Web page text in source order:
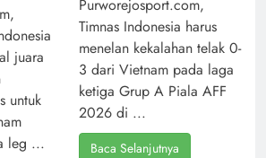
juara
untuk
leg ...
Purworejosport.com,
Timnas Indonesia harus
menelan kekalahan telak 0-
3 dari Vietnam pada laga
ketiga Grup A Piala AFF
2026 di ...
Baca Selanjutnya